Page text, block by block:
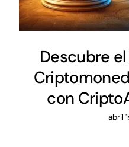
Descubre
con
abril